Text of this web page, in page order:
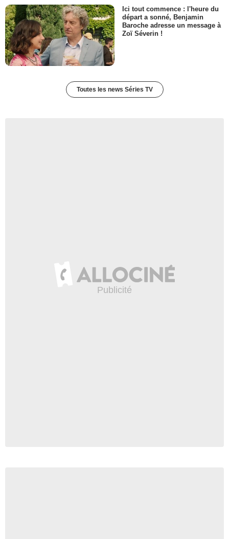
Ici tout commence : l'heure du
départ a sonné, Benjamin
Baroche adresse un message à
Zoï Séverin !
Toutes les news Séries TV